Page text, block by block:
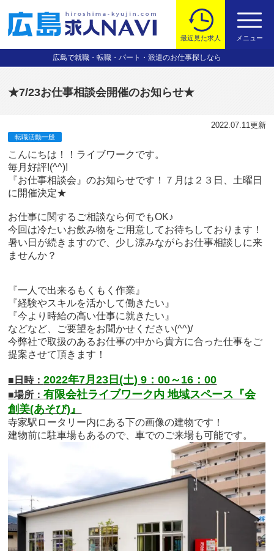
広島で就職・転職・パート・派遣のお仕事探しなら
最近見た求人 メニュー
★7/23お仕事相談会開催のお知らせ★
2022.07.11 更新
転職活動一般
こんにちは！！ライブワークです。
毎月好評!(^^)!
『お仕事相談会』のお知らせです！７月は２３日、土曜日
に開催決定★
お仕事に関するご相談なら何でもOK♪
今回は冷たいお飲み物をご用意してお待ちしております！
暑い日が続きますので、少し涼みながらお仕事相談しに来
ませんか？
『一人で出来るもくもく作業』
『経験やスキルを活かして働きたい』
『今より時給の高い仕事に就きたい』
などなど、ご要望をお聞かせください(^^)/
今弊社で取扱のあるお仕事の中から貴方に合った仕事をご
提案させて頂きます！
■日時：2022年7月23日(土) 9：00～16：00
■場所：有限会社ライブワーク内 地域スペース『会
創美(あそび)』
寺家駅ロータリー内にある下の画像の建物です！
建物前に駐車場もあるので、車でのご来場も可能です。